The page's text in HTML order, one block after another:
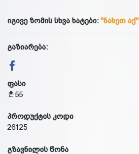
იგივე ზომის სხვა ხატები: "ნახეთ აქ"
გაზიარება:
ფასი
55
პროდუქტის კოდი
26125
გზავნილის წონა